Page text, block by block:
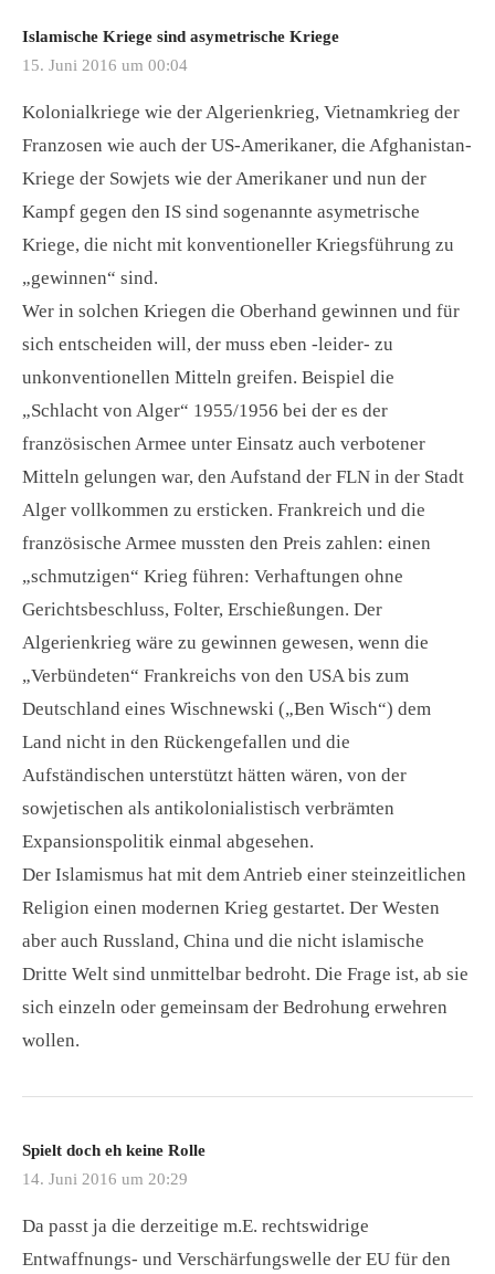
Islamische Kriege sind asymetrische Kriege
15. Juni 2016 um 00:04
Kolonialkriege wie der Algerienkrieg, Vietnamkrieg der
Franzosen wie auch der US-Amerikaner, die Afghanistan-
Kriege der Sowjets wie der Amerikaner und nun der
Kampf gegen den IS sind sogenannte asymetrische
Kriege, die nicht mit konventioneller Kriegsführung zu
„gewinnen“ sind.
Wer in solchen Kriegen die Oberhand gewinnen und für
sich entscheiden will, der muss eben -leider- zu
unkonventionellen Mitteln greifen. Beispiel die
„Schlacht von Alger“ 1955/1956 bei der es der
französischen Armee unter Einsatz auch verbotener
Mitteln gelungen war, den Aufstand der FLN in der Stadt
Alger vollkommen zu ersticken. Frankreich und die
französische Armee mussten den Preis zahlen: einen
„schmutzigen“ Krieg führen: Verhaftungen ohne
Gerichtsbeschluss, Folter, Erschießungen. Der
Algerienkrieg wäre zu gewinnen gewesen, wenn die
„Verbündeten“ Frankreichs von den USA bis zum
Deutschland eines Wischnewski („Ben Wisch“) dem
Land nicht in den Rückengefallen und die
Aufständischen unterstützt hätten wären, von der
sowjetischen als antikolonialistisch verbrämten
Expansionspolitik einmal abgesehen.
Der Islamismus hat mit dem Antrieb einer steinzeitlichen
Religion einen modernen Krieg gestartet. Der Westen
aber auch Russland, China und die nicht islamische
Dritte Welt sind unmittelbar bedroht. Die Frage ist, ab sie
sich einzeln oder gemeinsam der Bedrohung erwehren
wollen.
Spielt doch eh keine Rolle
14. Juni 2016 um 20:29
Da passt ja die derzeitige m.E. rechtswidrige
Entwaffnungs- und Verschärfungswelle der EU für den